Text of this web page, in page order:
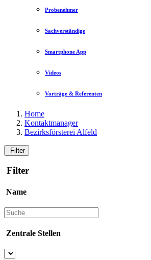
Probenehmer
Sachverständige
Smartphone App
Videos
Vorträge & Referenten
Home
Kontaktmanager
Bezirksförsterei Alfeld
Filter
Filter
Name
Zentrale Stellen